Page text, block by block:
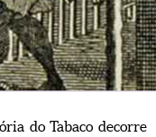
do Tabaco decorre